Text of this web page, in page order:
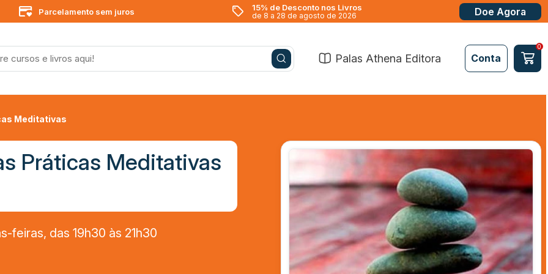
Parcelamento sem juros 15% de Desconto nos Livros
de 8 a 28 de agosto de 2026 Doe Agora
Palas Athena Editora
Conta
minha
senha
Fazer
login
0
Meditativas
Práticas Meditativas
feiras, das 19h30 às 21h30